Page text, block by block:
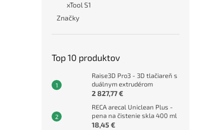
xTool S1
Značky
Top 10 produktov
Raise3D Pro3 - 3D tlačiareň s
duálnym extrudérom
2 827,77 €
RECA arecal Uniclean Plus -
pena na čistenie skla 400 ml
18,45 €